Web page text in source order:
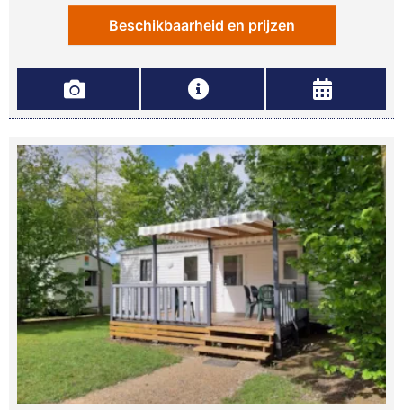
Beschikbaarheid en prijzen